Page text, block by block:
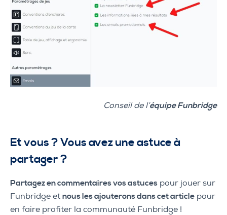
Conseil de l’équipe Funbridge
Et vous ? Vous avez une astuce à
partager ?
Partagez en commentaires vos astuces pour jouer sur
Funbridge et nous les ajouterons dans cet article pour
en faire profiter la communauté Funbridge !